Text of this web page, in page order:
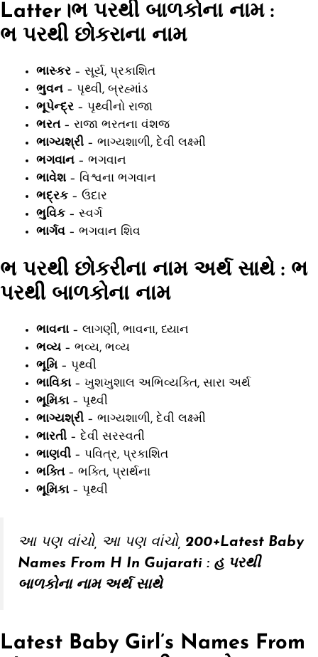
Latter।ભ પરથી બાળકોના નામ :
ભપરથી છોકરાના નામ
ભાસ્કર – સૂર્ય, પ્રકાશિત
ભુવન – પૃથ્વી, બ્રહ્માંડ
ભૂપેન્દ્ર – પૃથ્વીનો રાજા
ભરત– રાજા ભરતના વંશજ
ભાગ્યશ્રી – ભાગ્યશાળી, દેવી લક્ષ્મી
ભગવાન – ભગવાન
ભાવેશ – વિશ્વના ભગવાન
ભદ્રક – ઉદાર
ભુવિક – સ્વર્ગ
ભાર્ગવ – ભગવાન શિવ
ભપરથી છોકરીના નામ અર્થ સાથે : ભ
પરથી બાળકોના નામ
ભાવના– લાગણી, ભાવના, ધ્યાન
ભવ્ય – ભવ્ય, ભવ્ય
ભૂમિ – પૃથ્વી
ભાવિકા– ખુશખુશાલ અભિવ્યક્તિ, સારા અર્થ
ભૂમિકા– પૃથ્વી
ભાગ્યશ્રી – ભાગ્યશાળી, દેવી લક્ષ્મી
ભારતી – દેવી સરસ્વતી
ભાણવી – પવિત્ર, પ્રકાશિત
ભક્તિ– ભક્તિ, પ્રાર્થના
ભૂમિકા– પૃથ્વી
આ પણ વાંચો, આ પણ વાંચો, 200+Latest Baby
Names From H In Gujarati : હ પરથી
બાળકોના નામ અર્થ સાથે
Latest Baby Girl’s Names From